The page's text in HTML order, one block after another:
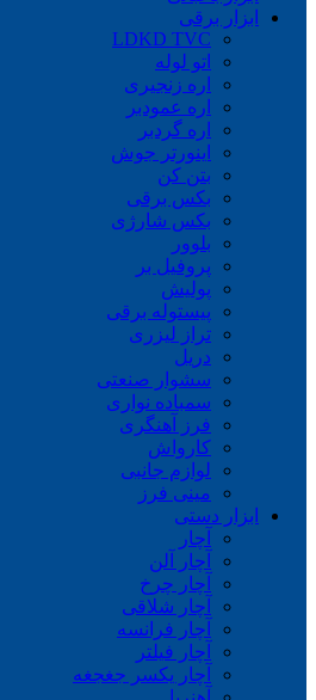
ابزار برقی
LDKD TVC
اتو لوله
اره زنجیری
اره عمودبر
اره گردبر
اینورتر جوش
بتن کن
بکس برقی
بکس شارژی
بلوور
پروفیل بر
پولیش
پیستوله برقی
تراز لیزری
دریل
سشوار صنعتی
سمباده نواری
فرز آهنگری
کارواش
لوازم جانبی
مینی فرز
ابزار دستی
آچار
آچار آلن
آچار چرخ
آچار شلاقی
آچار فرانسه
آچار فیلتر
آچار یکسر جغجغه